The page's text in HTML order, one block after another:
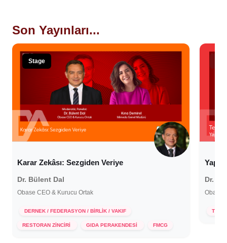
Son Yayınları...
Stage
Karar Zekâsı: Sezgiden Veriye
Dr. Bülent Dal
Obase CEO & Kurucu Ortak
DERNEK / FEDERASYON / BİRLİK / VAKIF
RESTORAN ZİNCİRİ GIDA PERAKENDESİ FMCG
Dr.
Obase